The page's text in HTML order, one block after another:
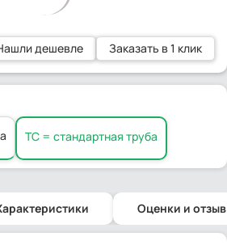
дешевле Заказать в 1 клик
TC = стандартная труба
Оценки и